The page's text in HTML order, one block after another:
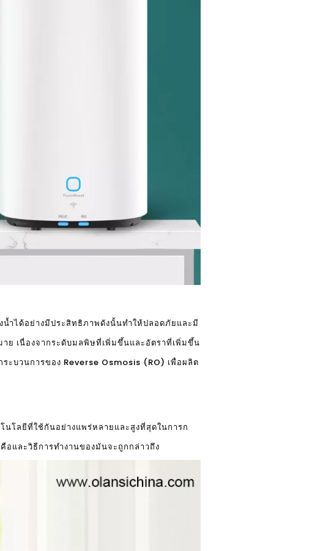
ำได้อย่างมีประสิทธิภาพดังนั้นทำให้ปลอดภัยและมี
เนื่องจากระดับมลพิษที่เพิ่มขึ้นและอัตราที่เพิ่มขึ้น
ะบวนการของ Reverse Osmosis (RO) เพื่อผลิต
นโลยีที่ใช้กันอย่างแพร่หลายและสูงที่สุดในการก
อและวิธีการทำงานของมันจะถูกกล่าวถึง